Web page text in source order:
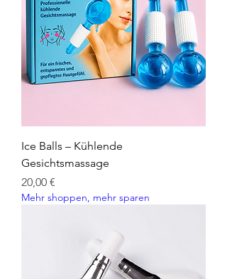
Ice Balls – Kühlende
Gesichtsmassage
Preis
20,00 €
Mehr shoppen, mehr sparen